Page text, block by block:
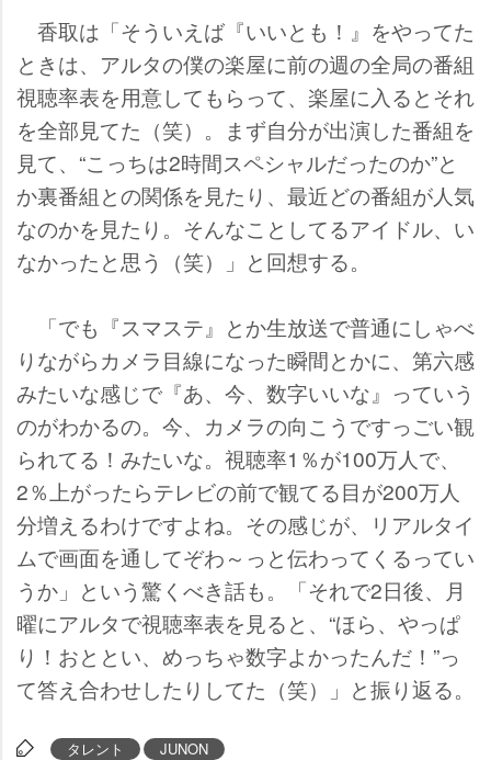
香取は「そういえば『いいとも！』をやってた
ときは、アルタの僕の楽屋に前の週の全局の番組
視聴率表を用意してもらって、楽屋に入るとそれ
を全部見てた（笑）。まず自分が出演した番組を
見て、“こっちは2時間スペシャルだったのか”と
か裏番組との関係を見たり、最近どの番組が人気
なのかを見たり。そんなことしてるアイドル、い
なかったと思う（笑）」と回想する。
「でも『スマステ』とか生放送で普通にしゃべ
りながらカメラ目線になった瞬間とかに、第六感
みたいな感じで『あ、今、数字いいな』っていう
のがわかるの。今、カメラの向こうですっごい観
られてる！みたいな。視聴率1％が100万人で、
2％上がったらテレビの前で観てる目が200万人
分増えるわけですよね。その感じが、リアルタイ
ムで画面を通してぞわ～っと伝わってくるってい
うか」という驚くべき話も。「それで2日後、月
曜にアルタで視聴率表を見ると、“ほら、やっぱ
り！おととい、めっちゃ数字よかったんだ！”っ
て答え合わせしたりしてた（笑）」と振り返る。
タレント JUNON